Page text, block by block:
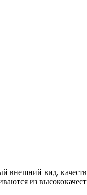
внешний вид,
из